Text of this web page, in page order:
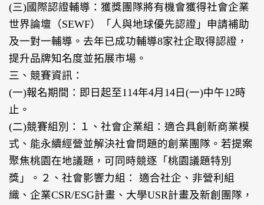
(三)國際認證輔導：獲獎團隊將有機會獲得社會企業
世界論壇（SEWF）「人與地球優先認證」申請補助
及一對一輔導。去年已成功輔導8家社企取得認證，
提升品牌知名度並拓展市場。
三、競賽資訊：
(一)報名期間：即日起至114年4月14日(一)中午12時
止。
(二)競賽組別：１、社會企業組：適合具創新商業模
式、能永續經營並解決社會問題的創業團隊。若提案
聚焦桃園在地議題，可同時競逐「桃園議題特別
獎」。２、社會影響力組： 適合社企、非營利組
織、企業CSR/ESG計畫、大學USR計畫及新創團隊，